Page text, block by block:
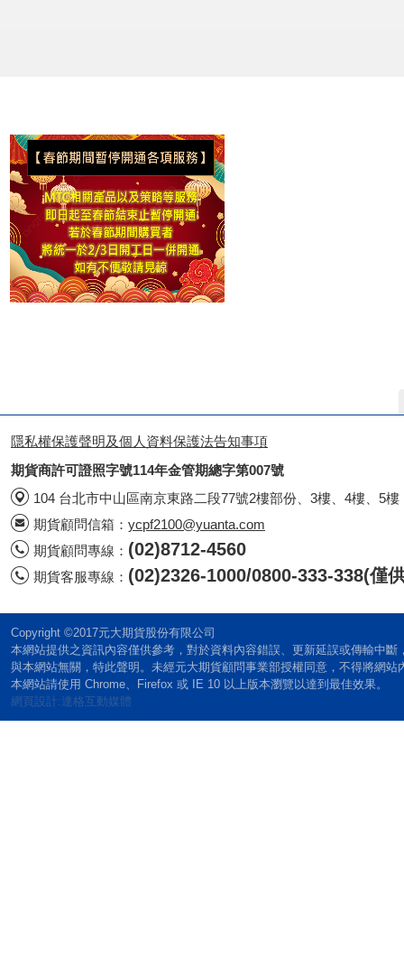
隱私權保護聲明及個人資料保護法告知事項
期貨商許可證照字號114年金管期總字第007號
104 台北市中山區南京東路二段77號2樓部份、3樓、4樓、5樓
期貨顧問信箱： ycpf2100@yuanta.com
期貨顧問專線： (02)8712-4560
期貨客服專線： (02)2326-1000/0800-333-338(僅
Copyright ©2017元大期貨股份有限公司
本網站提供之資訊內容僅供參考，對於資料內容錯誤、更新延誤或傳輸中
與本網站無關，特此聲明。未經元大期貨顧問事業部授權同意，不得將網站
本網站請使用 Chrome、Firefox 或 IE 10 以上版本瀏覽以達到最佳效果。
網頁設計:達格互動媒體